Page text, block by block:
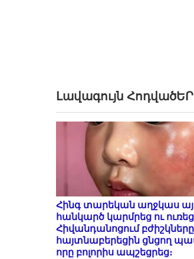
Լավագույն ՀոդվածԵՐ
Հինգ տարեկան աղջկաս
հանկարծ կարմրեց ու
Հիվանդանոցում բժիշկները
հայտնաբերեցին ցնցող
որը բոլորիս ապշեցրեց։